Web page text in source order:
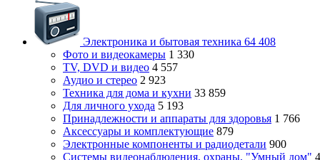
Электроника и бытовая техника 64 408
Фото и видеокамеры 1 330
TV, DVD и видео 4 557
Аудио и стерео 2 923
Техника для дома и кухни 33 859
Для личного ухода 5 193
Принадлежности и аппараты для здоровья 1 766
Аксессуары и комплектующие 879
Электронные компоненты и радиодетали 900
Системы видеонаблюдения, охраны, "Умный дом"